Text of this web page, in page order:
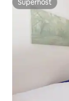
Superhost
Superhost